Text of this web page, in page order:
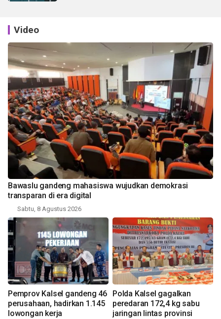
Video
Bawaslu gandeng mahasiswa wujudkan demokrasi
transparan di era digital
Sabtu, 8 Agustus 2026
Pemprov Kalsel gandeng 46
perusahaan, hadirkan 1.145
lowongan kerja
Polda Kalsel gagalkan
peredaran 172,4 kg sabu
jaringan lintas provinsi